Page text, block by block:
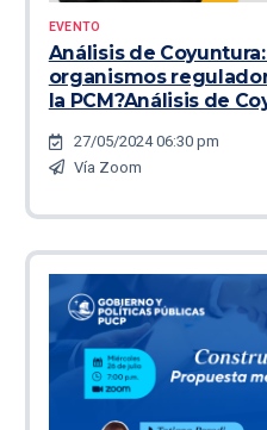
EVENTO
Análisis de
organismos
la PCM?Análisis de
27/05/2024 06:30 pm
Vía Zoom